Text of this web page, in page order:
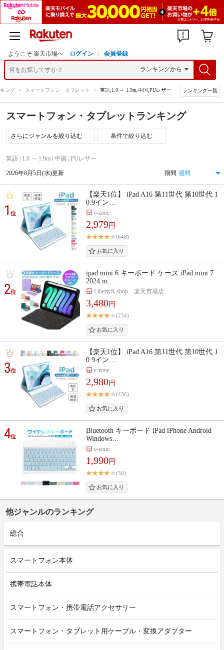
ようこそ 楽天市場へ ログイン 会員登録
ング > スマートフォン・タブレット > 英語,1.0 ～ 1.9m,中国,PUレザー ランキング一覧
スマートフォン・タブレットランキング
条件で絞り込む
英語 | 1.0 ～ 1.9m | 中国 | PUレザー
2026年8月5日(水)更新 期間
1位
【楽天1位】 iPad A16 第11世代 第10世代 1
0.9イン…
e-zone
2,979円
(648)
2位
ipad mini 6 キーボード ケース iPad mini 7
2024 m…
LibertyR shop 楽天市場店
3,480円
(234)
3位
【楽天1位】 iPad A16 第11世代 第10世代 1
0.9イン…
e-zone
2,980円
(436)
4位
Bluetooth キーボード iPad iPhone Android
Windows…
e-zone
1,990円
(50)
他ジャンルのランキング
総合
スマートフォン本体
携帯電話本体
スマートフォン・携帯電話アクセサリー
スマートフォン・タブレット用ケーブル・変換アダプター